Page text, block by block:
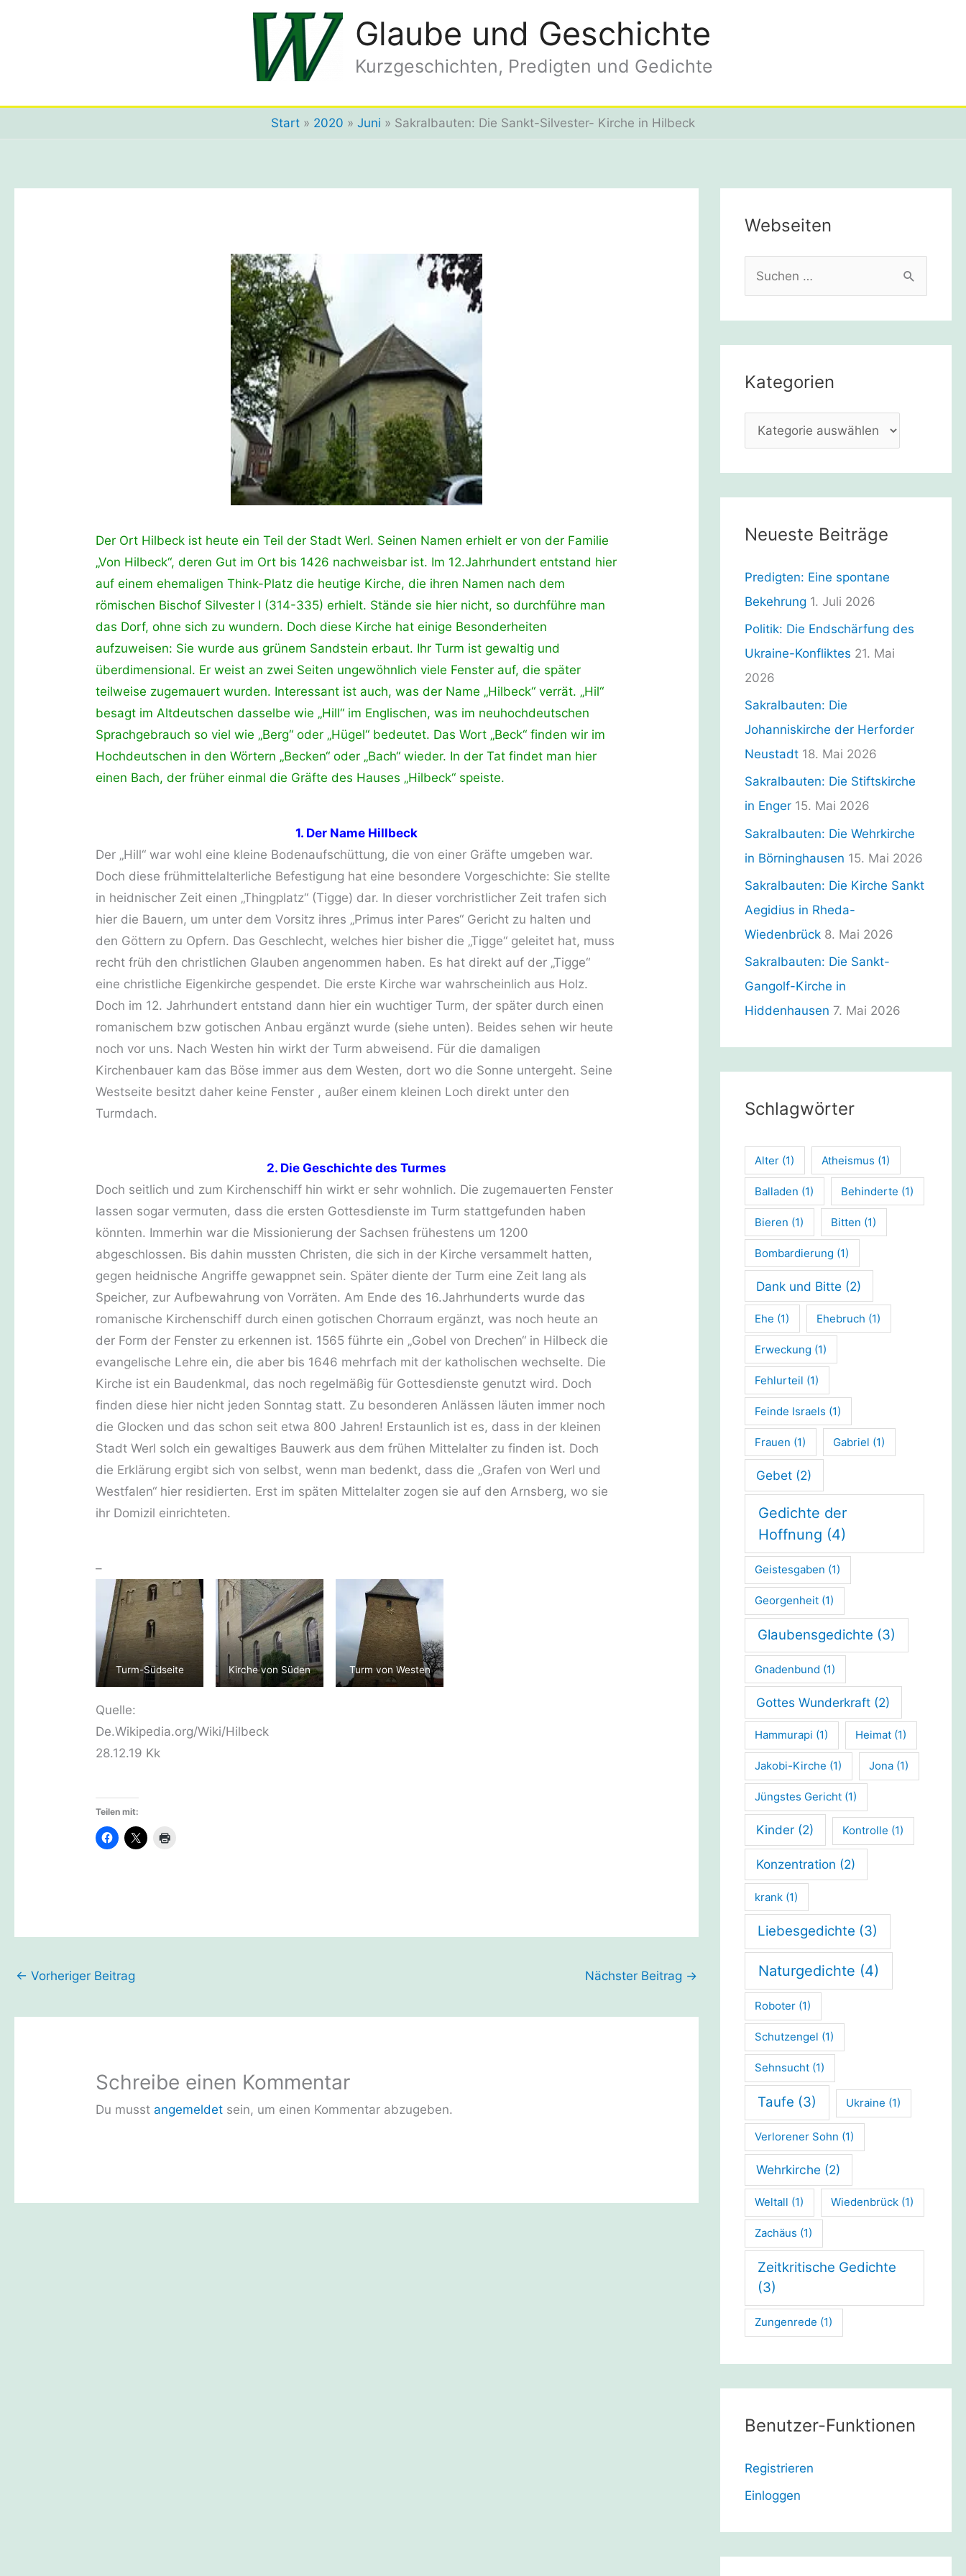
Glaube und Geschichte
Kurzgeschichten, Predigten und Gedichte
Start 2020 Juni Sakralbauten: Die Sankt-Silvester- Kirche in Hilbeck
Der Ort Hilbeck ist heute ein Teil der Stadt Werl. Seinen Namen erhielt er von der Familie
„Von Hilbeck“, deren Gut im Ort bis 1426 nachweisbar ist. Im 12.Jahrhundert entstand hier
auf einem ehemaligen Think-Platz die heutige Kirche, die ihren Namen nach dem
römischen Bischof Silvester I (314-335) erhielt. Stände sie hier nicht, so durchführe man
das Dorf, ohne sich zu wundern. Doch diese Kirche hat einige Besonderheiten
aufzuweisen: Sie wurde aus grünem Sandstein erbaut. Ihr Turm ist gewaltig und
überdimensional. Er weist an zwei Seiten ungewöhnlich viele Fenster auf, die später
teilweise zugemauert wurden. Interessant ist auch, was der Name „Hilbeck“ verrät. „Hil“
besagt im Altdeutschen dasselbe wie „Hill“ im Englischen, was im neuhochdeutschen
Sprachgebrauch so viel wie „Berg“ oder „Hügel“ bedeutet. Das Wort „Beck“ finden wir im
Hochdeutschen in den Wörtern „Becken“ oder „Bach“ wieder. In der Tat findet man hier
einen Bach, der früher einmal die Gräfte des Hauses „Hilbeck“ speiste.
1. Der Name Hillbeck
Der „Hill“ war wohl eine kleine Bodenaufschüttung, die von einer Gräfte umgeben war.
Doch diese frühmittelalterliche Befestigung hat eine besondere Vorgeschichte: Sie stellte
in heidnischer Zeit einen „Thingplatz“ (Tigge) dar. In dieser vorchristlicher Zeit trafen sich
hier die Bauern, um unter dem Vorsitz ihres „Primus inter Pares“ Gericht zu halten und
den Göttern zu Opfern. Das Geschlecht, welches hier bisher die „Tigge“ geleitet hat, muss
recht früh den christlichen Glauben angenommen haben. Es hat direkt auf der „Tigge“
eine christliche Eigenkirche gespendet. Die erste Kirche war wahrscheinlich aus Holz.
Doch im 12. Jahrhundert entstand dann hier ein wuchtiger Turm, der später durch einen
romanischem bzw gotischen Anbau ergänzt wurde (siehe unten). Beides sehen wir heute
noch vor uns. Nach Westen hin wirkt der Turm abweisend. Für die damaligen
Kirchenbauer kam das Böse immer aus dem Westen, dort wo die Sonne untergeht. Seine
Westseite besitzt daher keine Fenster , außer einem kleinen Loch direkt unter den
Turmdach.
2. Die Geschichte des Turmes
Doch seitlich und zum Kirchenschiff hin wirkt er sehr wohnlich. Die zugemauerten Fenster
lassen sogar vermuten, dass die ersten Gottesdienste im Turm stattgefunden haben
könnten. Immerhin war die Missionierung der Sachsen frühestens um 1200
abgeschlossen. Bis dahin mussten Christen, die sich in der Kirche versammelt hatten,
gegen heidnische Angriffe gewappnet sein. Später diente der Turm eine Zeit lang als
Speicher, zur Aufbewahrung von Vorräten. Am Ende des 16.Jahrhunderts wurde das
romanische Kirchenschiff durch einen gotischen Chorraum ergänzt, was noch heute an
der Form der Fenster zu erkennen ist. 1565 führte ein „Gobel von Drechen“ in Hilbeck die
evangelische Lehre ein, die aber bis 1646 mehrfach mit der katholischen wechselte. Die
Kirche ist ein Baudenkmal, das noch regelmäßig für Gottesdienste genutzt wird. Doch
finden diese hier nicht jeden Sonntag statt. Zu besonderen Anlässen läuten immer noch
die Glocken und das schon seit etwa 800 Jahren! Erstaunlich ist es, dass in der kleinen
Stadt Werl solch ein gewaltiges Bauwerk aus dem frühen Mittelalter zu finden ist. Doch
die Erklärung ergibt sich von selbst, wenn man bedenkt, dass die „Grafen von Werl und
Westfalen“ hier residierten. Erst im späten Mittelalter zogen sie auf den Arnsberg, wo sie
ihr Domizil einrichteten.
–
Turm-Südseite Kirche von Süden Turm von Westen
Quelle:
De.Wikipedia.org/Wiki/Hilbeck
28.12.19 Kk
Teilen mit:
← Vorheriger Beitrag Nächster Beitrag →
Schreibe einen Kommentar
Du musst angemeldet sein, um einen Kommentar abzugeben.
Webseiten
u
n
n
Kategorien
a
t
e
r
i
Neueste Beiträge
Predigten: Eine spontane
Bekehrung 1. Juli 2026
Politik: Die Endschärfung des
Ukraine-Konfliktes 21. Mai
2026
Sakralbauten: Die
Johanniskirche der Herforder
Neustadt 18. Mai 2026
Sakralbauten: Die Stiftskirche
in Enger 15. Mai 2026
Sakralbauten: Die Wehrkirche
in Börninghausen 15. Mai 2026
Sakralbauten: Die Kirche Sankt
Aegidius in Rheda-
Wiedenbrück 8. Mai 2026
Sakralbauten: Die Sankt-
Gangolf-Kirche in
Hiddenhausen 7. Mai 2026
Schlagwörter
Alter (1) Atheismus (1)
Balladen (1) Behinderte (1)
Bieren (1) Bitten (1)
Bombardierung (1)
Dank und Bitte (2)
Ehe (1) Ehebruch (1)
Erweckung (1)
Fehlurteil (1)
Feinde Israels (1)
Frauen (1) Gabriel (1)
Gebet (2)
Gedichte der
Hoffnung (4)
Geistesgaben (1)
Georgenheit (1)
Glaubensgedichte (3)
Gnadenbund (1)
Gottes Wunderkraft (2)
Hammurapi (1) Heimat (1)
Jakobi-Kirche (1) Jona (1)
Jüngstes Gericht (1)
Kinder (2) Kontrolle (1)
Konzentration (2)
krank (1)
Liebesgedichte (3)
Naturgedichte (4)
Roboter (1)
Schutzengel (1)
Sehnsucht (1)
Taufe (3) Ukraine (1)
Verlorener Sohn (1)
Wehrkirche (2)
Weltall (1) Wiedenbrück (1)
Zachäus (1)
Zeitkritische Gedichte
(3)
Zungenrede (1)
Benutzer-Funktionen
Registrieren
Einloggen